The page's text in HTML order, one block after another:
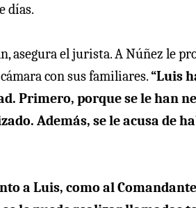
días.
asegura el jurista. A Núñez le
con sus familiares.“Luis
Primero, porque se le han
Además, se le acusa de
a Luis, como al